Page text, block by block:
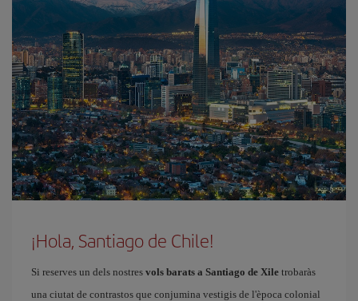
¡Hola, Santiago de Chile!
Si reserves un dels nostres vols barats a Santiago de Xile trobaràs
una ciutat de contrastos que conjumina vestigis de l'època colonial